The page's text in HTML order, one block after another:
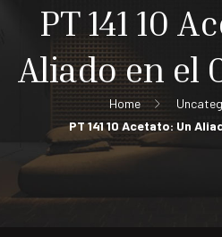
PT 141 10
Aliado en el
Home
PT 141 10 Acetato: Un